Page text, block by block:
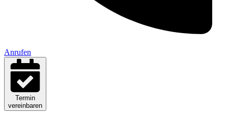
Anrufen
Termin
vereinbaren